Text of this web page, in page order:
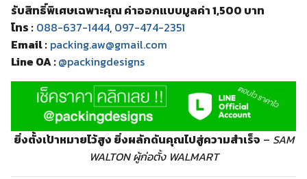
รับสิทธิ์พิเศษเฉพาะคุณ ค่าออกแบบมูลค่า 1,500 บาท
โทร : 088-637-1444, 097-474-2351
Email : packing.aw@gmail.com
Line OA :@packingdesigns
ยิ่งตั้งเป้าหมายไว้สูง ยิ่งผลักดันคุณไปสู่ความสำเร็จ – SAM
WALTON ผู้ก่อตั้ง WALMART